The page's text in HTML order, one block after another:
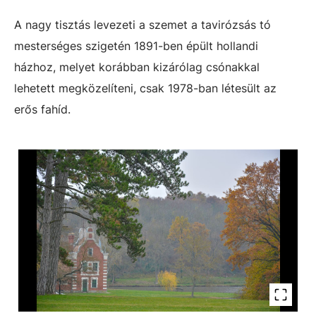
A nagy tisztás levezeti a szemet a tavirózsás tó
mesterséges szigetén 1891-ben épült hollandi
házhoz, melyet korábban kizárólag csónakkal
lehetett megközelíteni, csak 1978-ban létesült az
erős fahíd.